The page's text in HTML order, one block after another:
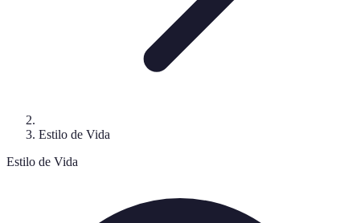
Estilo de Vida
Estilo de Vida